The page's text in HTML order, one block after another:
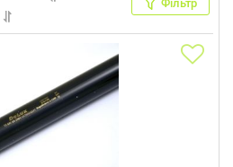
Фільтр